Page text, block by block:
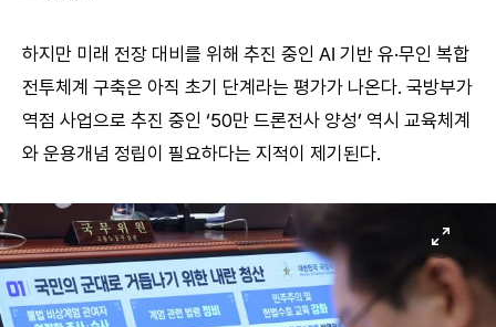
하지만 미래 전장 대비를 위해 추진 중인 AI 기반 유·무인 복합
전투체계 구축은 아직 초기 단계라는 평가가 나온다. 국방부가
역점 사업으로 추진 중인 ‘50만 드론전사 양성’ 역시 교육체계
와 운용개념 정립이 필요하다는 지적이 제기된다.